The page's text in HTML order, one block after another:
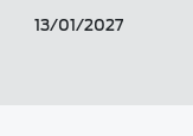
13/01/2027